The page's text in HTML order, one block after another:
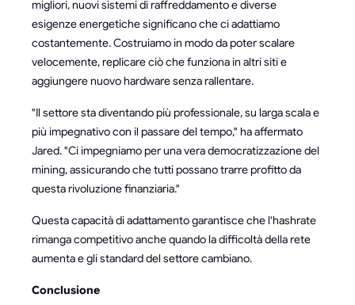
migliori, nuovi sistemi di raffreddamento e diverse
esigenze energetiche significano che ci adattiamo
costantemente. Costruiamo in modo da poter scalare
velocemente, replicare ciò che funziona in altri siti e
aggiungere nuovo hardware senza rallentare.
"Il settore sta diventando più professionale, su larga scala e
più impegnativo con il passare del tempo," ha affermato
Jared. "Ci impegniamo per una vera democratizzazione del
mining, assicurando che tutti possano trarre profitto da
questa rivoluzione finanziaria."
Questa capacità di adattamento garantisce che l'hashrate
rimanga competitivo anche quando la difficoltà della rete
aumenta e gli standard del settore cambiano.
Conclusione